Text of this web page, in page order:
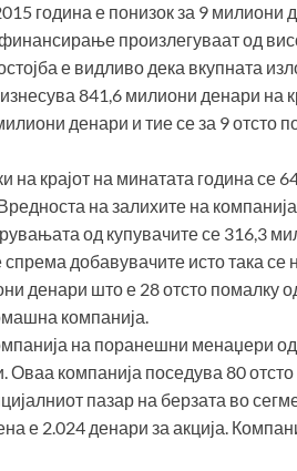
година е понизок за 9 милиони
произлегуваат од
е видливо дека вкупната
841,6 милиони денари на
денари и тие се за 9 отсто
на крајот на минатата година се
на залихите на
од купувачите се 316,3
добавувачите исто така се
денари што е 28 отсто помалку
компанија.
на поранешни менаџери од
компанија поседува 80 отсто
пазар на берзата во
е 2.024 денари за акција.